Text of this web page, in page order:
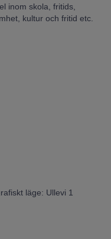
inom skola, fritids,
kultur och fritid etc.
läge: Ullevi 1